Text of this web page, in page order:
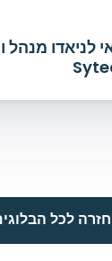
לניאדו
חזרה לכל